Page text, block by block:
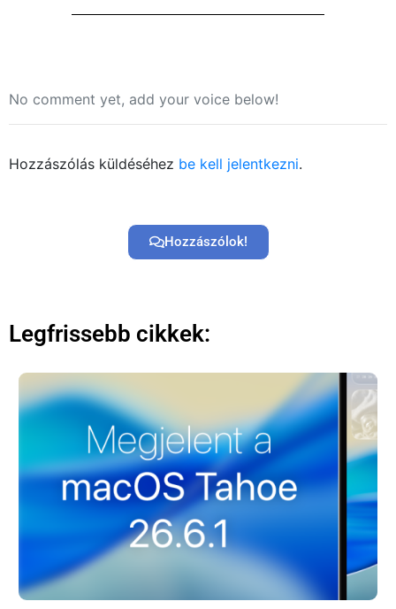
No comment yet, add your voice below!
Hozzászólás küldéséhez be kell jelentkezni.
Hozzászólok!
Legfrissebb cikkek:
Főoldal
GYIK
Apple szerviz